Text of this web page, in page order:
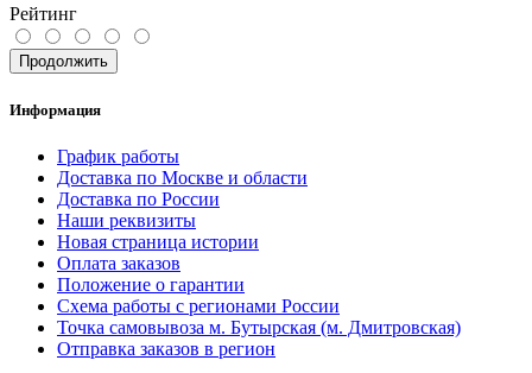
Рейтинг
Продолжить
Информация
График работы
Доставка по Москве и области
Доставка по России
Наши реквизиты
Новая страница истории
Оплата заказов
Положение о гарантии
Схема работы с регионами России
Точка самовывоза м. Бутырская (м. Дмитровская)
Отправка заказов в регион